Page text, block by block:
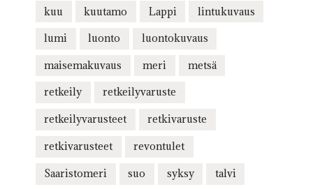
kuu kuutamo Lappi lintukuvaus
lumi luonto luontokuvaus
maisemakuvaus meri metsä
retkeily retkeilyvaruste
retkeilyvarusteet retkivaruste
retkivarusteet revontulet
Saaristomeri suo syksy talvi